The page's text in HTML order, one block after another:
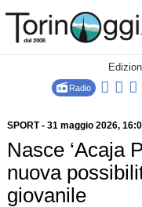
Radio
SPORT- 31 maggio 2026,
Nasce ‘Acaja
nuova
giovanile